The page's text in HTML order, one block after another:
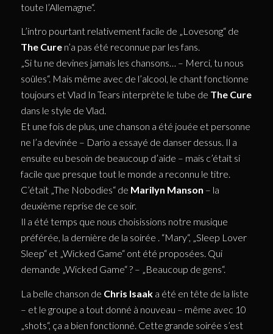
toute l’Allemagne“.
L’intro pourtant relativement facile de „Lovesong“ de
The Curen’a pas été reconnue par les fans.
„Si tu ne devines jamais les chansons… – Merci, tu nous
soûles“. Mais même avec de l’alcool, le chant fonctionne
toujours et Vlad In Tears interprète le tube de The Cure
dans le style de Vlad.
Et une fois de plus, une chanson a été jouée et personne
ne l’a devinée – Dario a essayé de danser dessus. Il a
ensuite eu besoin de beaucoup d’aide – mais c’était si
facile que presque tout le monde a reconnu le titre.
C’était „The Nobodies“ de Marilyn Manson – la
deuxième reprise de ce soir.
Il a été temps que nous choisissions notre musique
préférée, la dernière de la soirée . “Mary“, „Sleep Lover
Sleep“ et „Wicked Game“ ont été proposées. Qui
demande „Wicked Game“ ? – „Beaucoup de gens“.
La belle chanson de Chris Isaaka été en tête de la liste
– et le groupe a tout donné à nouveau – même avec 10
„shots“, ça a bien fonctionné. Cette grande soirée s’est